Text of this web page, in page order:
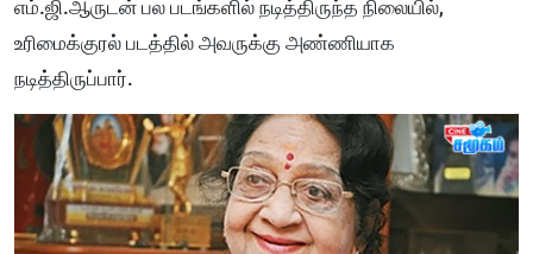
எம்.ஜி.ஆருடன் பல படங்களில் நடித்திருந்த நிலையில்,
உரிமைக்குரல் படத்தில் அவருக்கு அண்ணியாக
நடித்திருப்பார்.